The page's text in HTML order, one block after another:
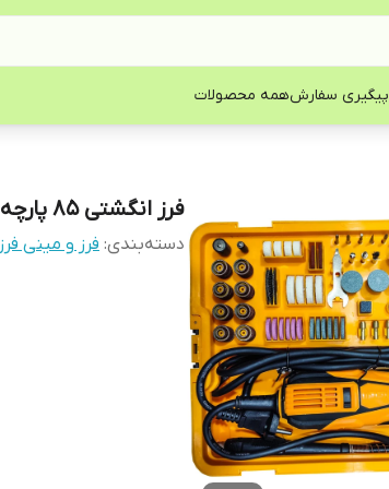
پیگیری سفارشهمه محصولات
فرز انگشتی 85 پارچه دینگیشی کد JJ01013
دسته‌بندی: فرز و مینی فرز